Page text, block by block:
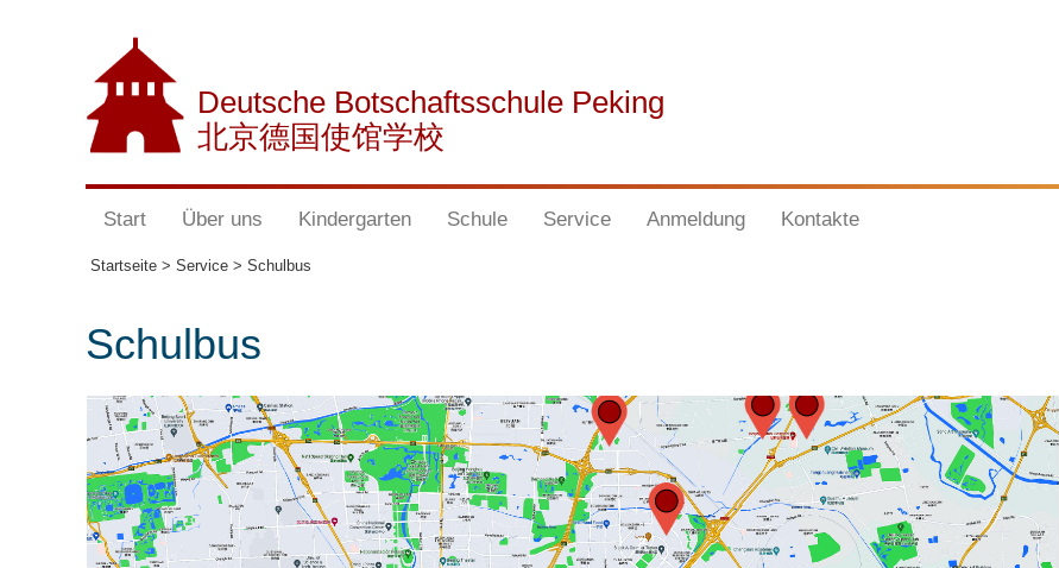
Deutsche Botschaftsschule Peking
北京德国使馆学校
Start Über uns Kindergarten Schule Service Anmeldung Kontakte
Startseite > Service > Schulbus
Schulbus